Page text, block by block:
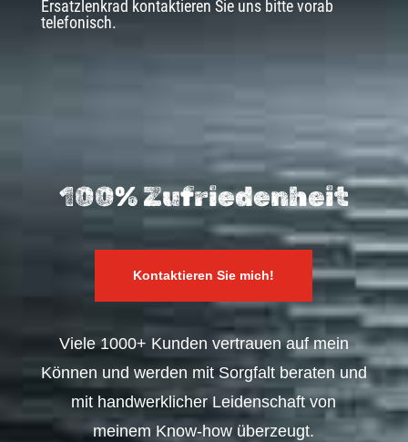
Ersatzlenkrad kontaktieren Sie uns bitte vorab
telefonisch.
100% Zufriedenheit
Kontaktieren Sie mich!
Viele 1000+ Kunden vertrauen auf mein
Können und werden mit Sorgfalt beraten und
mit handwerklicher Leidenschaft von
meinem Know-how überzeugt.